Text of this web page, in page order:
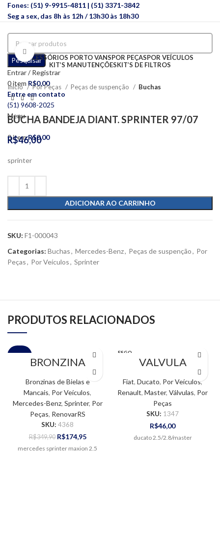
Fones: (51) 9-9915-4811 | (51) 3371-3842
Seg a sex, das 8h às 12h / 13h30 às 18h30
Pesquisar
Entrar / Registrar
0item R$0,00
Entre em contato
(51) 9608-2025
Menu
0item R$0,00
ACESSÓRIOS PORTO VANSPOR PEÇASPOR VEÍCULOS
KIT’S MANUTENÇÕESKIT’S DE FILTROS
Clique para ampliar
Início Por Peças Peças de suspenção Buchas
BUCHA BANDEJA DIANT. SPRINTER 97/07
R$46,00
sprinter
ADICIONAR AO CARRINHO
SKU: F1-000043
Categorias: Buchas, Mercedes-Benz, Peças de suspenção, Por
Peças, Por Veículos, Sprinter
PRODUTOS RELACIONADOS
BRONZINA
MANCAL STD –
SPRINTER
MAXION
Bronzinas de Bielas e
Mancais, Por Veículos,
Mercedes-Benz, Sprinter, Por
Peças, RenovarRS
SKU: 4368
R$349,90 R$174,95
mercedes sprinter maxion 2.5
ESGO
VALVULA
SUSPIRO
REGULADORA DE
PRESSÃO / ANTI-
CHAMA –
DUCATO /
MASTER
Fiat, Ducato, Por Veículos,
Renault, Master, Válvulas, Por
Peças
SKU: 1347
R$46,00
ducato 2.5/2.8/master